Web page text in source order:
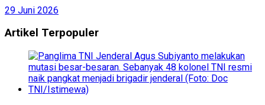
29 Juni 2026
Artikel Terpopuler